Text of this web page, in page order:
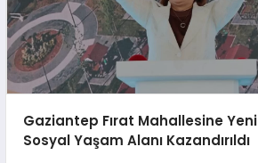
Gaziantep Fırat Mahallesine Yeni
Sosyal Yaşam Alanı Kazandırıldı